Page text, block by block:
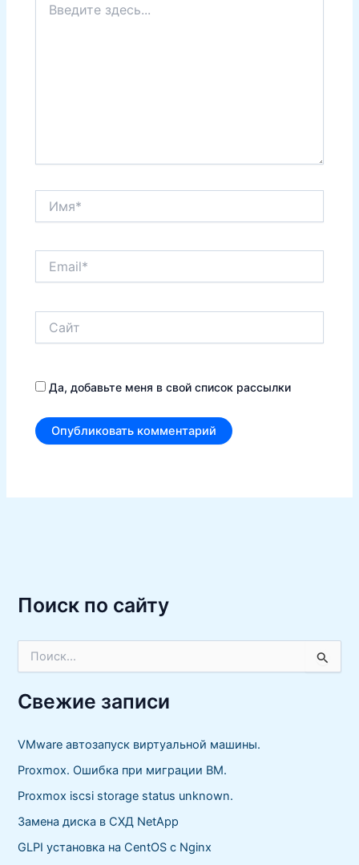
здесь...
Да, добавьте меня в свой список рассылки
Поиск по сайту
с
к
Свежие записи
VMware автозапуск виртуальной машины.
Proxmox. Ошибка при миграции ВМ.
Proxmox iscsi storage status unknown.
Замена диска в СХД NetApp
GLPI установка на CentOS с Nginx